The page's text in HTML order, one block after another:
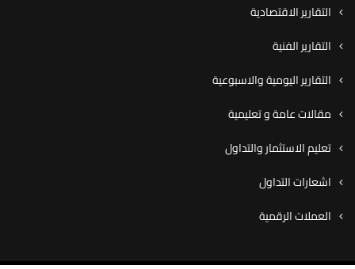
التقارير الاقتصادية
التقارير الفنية
التقارير اليومية والاسبوعية
مقالات عامة و تعليمية
تعليم الاستثمار والتداول
اشعارات التداول
العملات الرقمية